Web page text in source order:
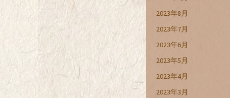
2023年8月
2023年7月
2023年6月
2023年5月
2023年4月
2023年3月